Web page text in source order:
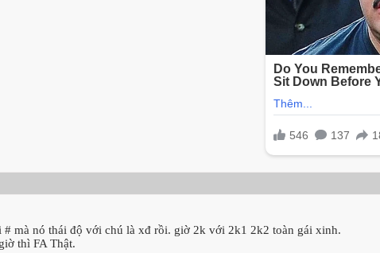
# mà nó thái độ với chú là xđ rồi. giờ 2k với 2k1 2k2 toàn gái xinh.
thì FA Thật.